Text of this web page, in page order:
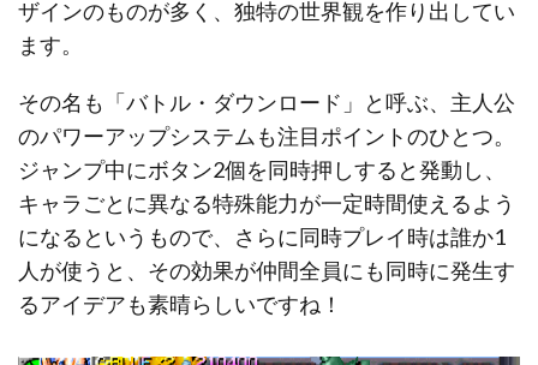
ザインのものが多く、独特の世界観を作り出してい
ます。
その名も「バトル・ダウンロード」と呼ぶ、主人公
のパワーアップシステムも注目ポイントのひとつ。
ジャンプ中にボタン2個を同時押しすると発動し、
キャラごとに異なる特殊能力が一定時間使えるよう
になるというもので、さらに同時プレイ時は誰か1
人が使うと、その効果が仲間全員にも同時に発生す
るアイデアも素晴らしいですね！